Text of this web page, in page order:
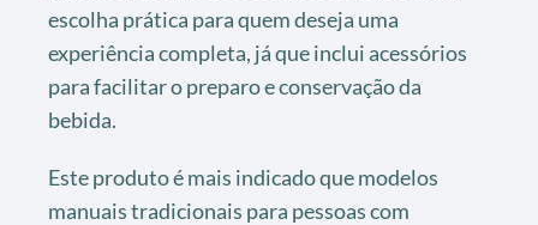
escolha prática para quem deseja uma
experiência completa, já que inclui acessórios
para facilitar o preparo e conservação da
bebida.
Este produto é mais indicado que modelos
manuais tradicionais para pessoas com